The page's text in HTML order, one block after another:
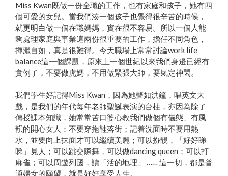
Miss Kwan既做一份全職的工作，也有家庭和孩子，她有四
個可愛的女兒。當我們湊一個孩子也覺得很辛苦的時候，
就更明白做一個在職媽媽，實在很不容易。所以一個人能
夠處理家庭與事業這兩份很重要的工作，擔任不同角色，
揮灑自如，真是很難得。今天職場上常常討論work life
balance這一個課題，原來上一個世紀以來我們身邊已經有
實例了，不要做虎媽，不用做緊張大師，要氣定神閑。
我們學生好記得Miss Kwan，因為她聲如洪鐘，唱英文大
戲，是我們的年代每年老師聖誕表演的台柱，亦因為除了
傳授課本知識，她常常苦口婆心教我們做個有儀態、有風
韻的開心女人：不要穿拖鞋落街；記着洗面時不要用熱
水，並要向上抹面才可以繼續美麗；可以扮靚，「好好睇
睇」見人；可以跳交際舞，可以做dancing queen；可以打
麻雀；可以周遊列國，讀「活的地理」 …… 這一切，都是普
通婦女的願望，就是好好享受人生。